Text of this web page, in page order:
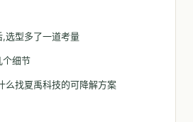
选型多了一道考量
个细节
么找夏禹科技的可降解方案